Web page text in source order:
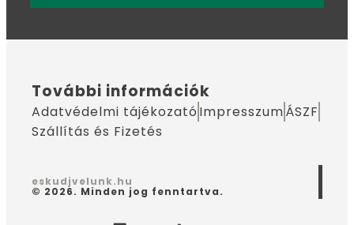
További információk
Adatvédelmi tájékozató ImpresszumÁSZF
Szállítás és Fizetés
eskudjvelunk.hu
© 2026. Minden jog fenntartva.